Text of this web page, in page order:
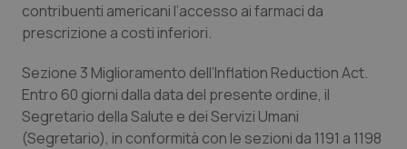
contribuenti americani l’accesso ai farmaci da
prescrizione a costi inferiori.
Sezione 3 Miglioramento dell’Inflation Reduction Act.
Entro 60 giorni dalla data del presente ordine, il
Segretario della Salute e dei Servizi Umani
(Segretario), in conformità con le sezioni da 1191 a 1198